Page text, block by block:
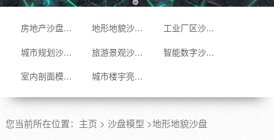
房地产沙盘模型 地形地貌沙盘 工业厂区沙盘
城市规划沙盘 旅游景观沙盘 智能数字沙盘
室内剖面模型 城市楼宇亮化
您当前所在位置： 主页 > 沙盘模型 >地形地貌沙盘